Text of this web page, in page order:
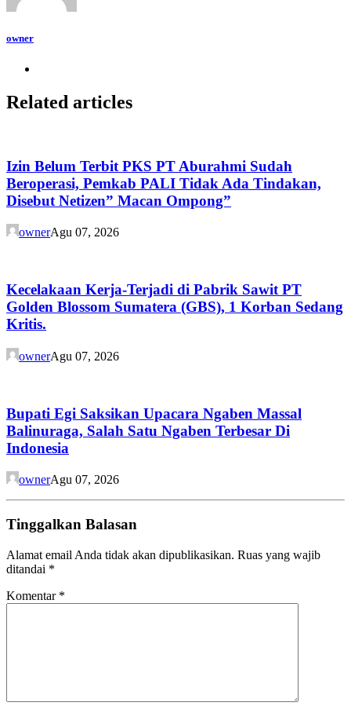
owner
Related articles
Izin Belum Terbit PKS PT Aburahmi Sudah
Beroperasi, Pemkab PALI Tidak Ada Tindakan,
Disebut Netizen” Macan Ompong”
ownerAgu 07, 2026
Kecelakaan Kerja-Terjadi di Pabrik Sawit PT
Golden Blossom Sumatera (GBS), 1 Korban Sedang
Kritis.
ownerAgu 07, 2026
Bupati Egi Saksikan Upacara Ngaben Massal
Balinuraga, Salah Satu Ngaben Terbesar Di
Indonesia
ownerAgu 07, 2026
Tinggalkan Balasan
Alamat email Anda tidak akan dipublikasikan. Ruas yang wajib
ditandai *
Komentar *